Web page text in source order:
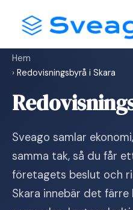
content
Hem
› Redovisningsbyrå i Skara
Sveago samlar
samma tak, så du får
företagets beslut och
Skara innebär det